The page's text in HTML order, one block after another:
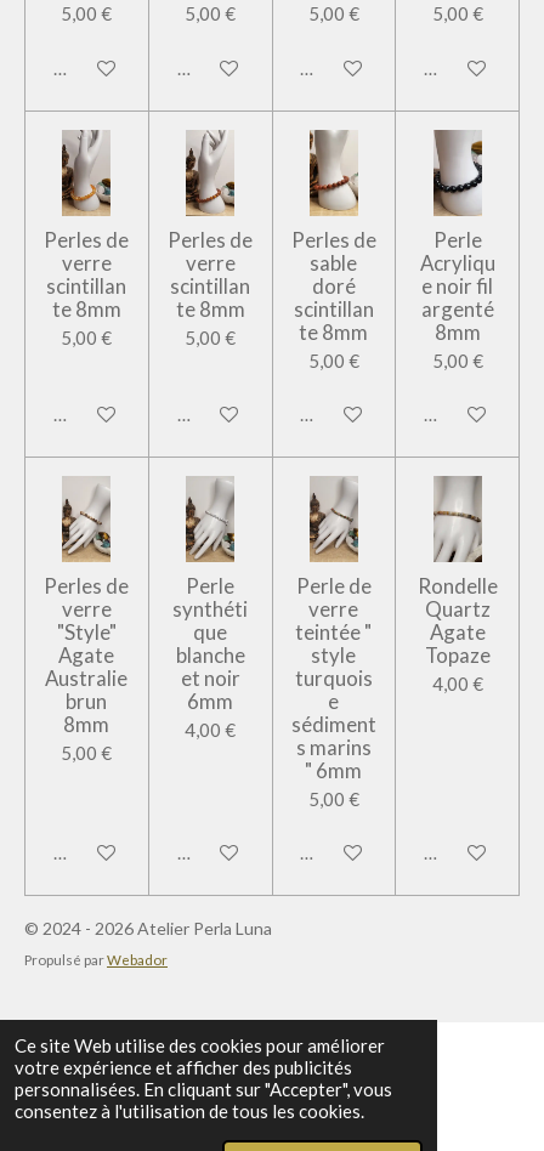
Ce site Web utilise des cookies pour améliorer
votre expérience et afficher des publicités
personnalisées. En cliquant sur "Accepter", vous
consentez à l'utilisation de tous les cookies.
5,00 €
Ajouter au panier
5,00 €
Ajouter au panier
5,00 €
Ajouter au panier
5,00 €
Ajouter au
Perles de
verre
scintillan
te 8mm
5,00 €
Ajouter au panier
Perles de
verre
scintillan
te 8mm
5,00 €
Ajouter au panier
Perles de
sable
doré
scintillan
te 8mm
5,00 €
Ajouter au panier
Perle
Acryliqu
e noir fil
argenté
8mm
5,00 €
Ajouter au
Perles de
verre
"Style"
Agate
Australie
brun
8mm
5,00 €
Ajouter au panier
Perle
synthéti
que
blanche
et noir
6mm
4,00 €
Ajouter au panier
Perle de
verre
teintée "
style
turquois
e
sédiment
s marins
" 6mm
5,00 €
Ajouter au panier
Rondelle
Quartz
Agate
Topaze
4,00 €
Ajouter au
© 2024 - 2026 Atelier Perla Luna
Propulsé parWebador